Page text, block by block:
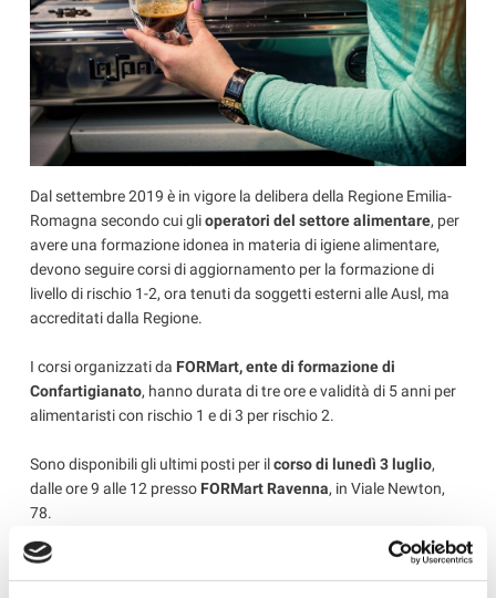
Dal settembre 2019 è in vigore la delibera della Regione Emilia-
Romagna secondo cui glioperatori del settore alimentare, per
avere una formazione idonea in materia di igiene alimentare,
devono seguire corsi di aggiornamento per la formazione di
livello di rischio 1-2, ora tenuti da soggetti esterni alle Ausl, ma
accreditati dalla Regione.
I corsi organizzati da FORMart, ente di formazione di
Confartigianato, hanno durata di tre ore e validità di 5 anni per
alimentaristi con rischio 1 e di 3 per rischio 2.
Sono disponibili gli ultimi posti per ilcorso di lunedì 3 luglio,
dalle ore 9 alle 12 pressoFORMart Ravenna, in Viale Newton,
78.
Per informazioni è possibile contattare, presso la Sede
ravennate di FORMart: Sara Mascellani -